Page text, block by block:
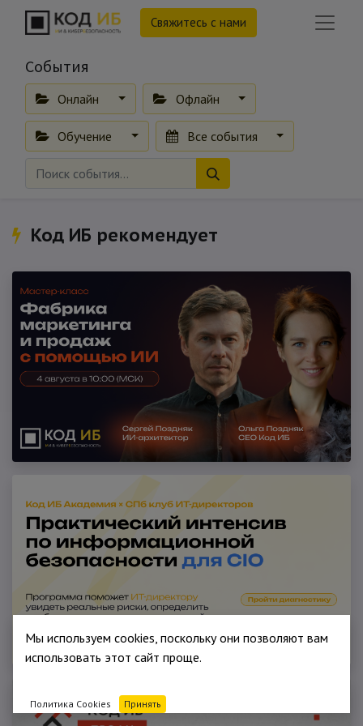
Свяжитесь с нами
События
Онлайн Офлайн
Обучение Все события
Код ИБ рекомендует
Мы используем cookies, поскольку они позволяют вам
использовать этот сайт проще.
Политика Cookies Принять